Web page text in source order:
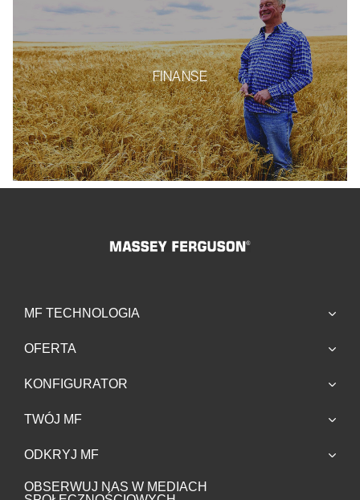
FINANSE
MF TECHNOLOGIA
OFERTA
KONFIGURATOR
TWÓJ MF
ODKRYJ MF
OBSERWUJ NAS W MEDIACH